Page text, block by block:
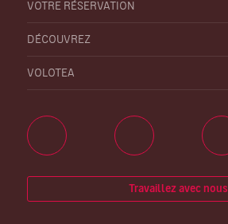
VOTRE RÉSERVATION
DÉCOUVREZ
VOLOTEA
Travaillez avec nous